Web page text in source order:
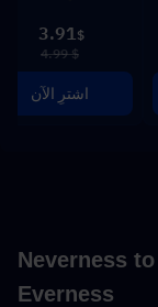
$
3.91
$ 4.99
اشترِ الآن
تسريبات الراية المستقبلية للعبة Neverness to
Everness